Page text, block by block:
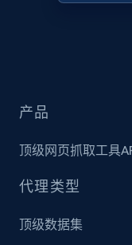
price,
Amazon
Title, Seller
more.
产品
顶级网页抓取工具
代理类型
顶级数据集